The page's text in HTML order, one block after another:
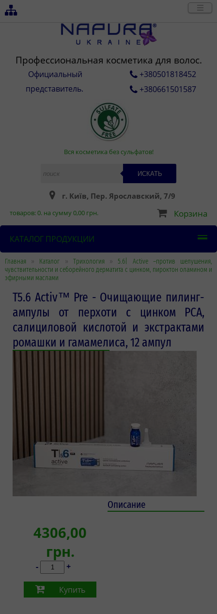
Профессиональная косметика для волос.
Официальный
представитель.
+380501818452
+380661501587
Вся косметика без сульфатов!
ИСКАТЬ
г. Київ, Пер. Ярославский, 7/9
товаров:0. на сумму0,00 грн. Корзина
КАТАЛОГ ПРОДУКЦИИ
Главная » Каталог » Трихология »5.6| Active –против шелушения,
чувствительности и себорейного дерматита с цинком, пироктон оламином и
эфирными маслами
T5.6 Activ™ Pre - Очищающие пилинг-
ампулы от перхоти с цинком PCA,
салициловой кислотой и экстрактами
ромашки и гамамелиса, 12 ампул
4306,00
грн.
- +
Купить
Описание